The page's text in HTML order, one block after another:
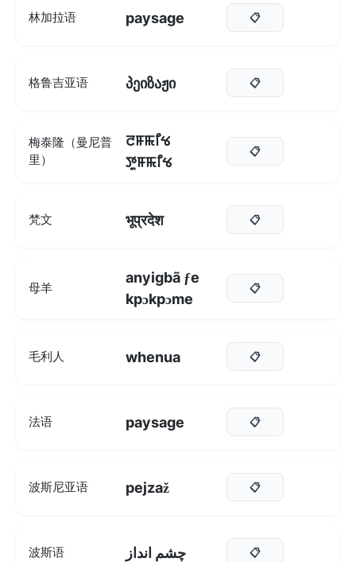
林加拉语 paysage 📋
格鲁吉亚语 პეიზაჟი 📋
梅泰隆（曼尼普
里）
ꯂꯝꯃꯤꯠ
ꯇꯨꯝꯃꯤꯠ
📋
梵文 भूप्रदेश 📋
母羊
anyigbã ƒe
kpɔkpɔme
📋
毛利人 whenua 📋
法语 paysage 📋
波斯尼亚语 pejzaž 📋
波斯语 چشم انداز 📋